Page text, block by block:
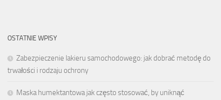
OSTATNIE WPISY
Zabezpieczenie lakieru samochodowego: jak dobrać metodę do
trwałości i rodzaju ochrony
Maska humektantowa jak często stosować, by uniknąć